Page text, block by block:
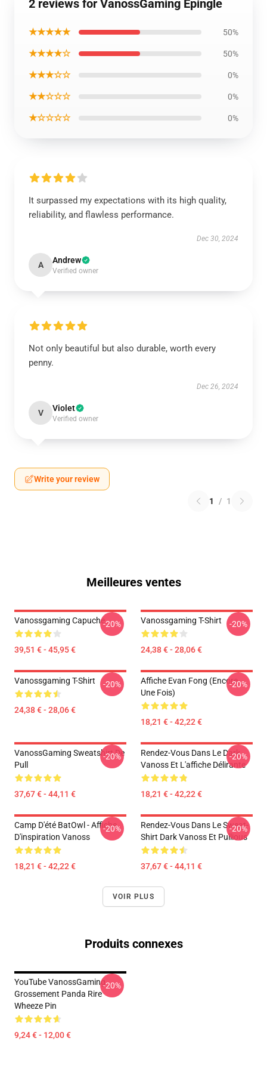
2 reviews for VanossGaming Épingle
★★★★★ 50%
★★★★☆ 50%
★★★☆☆ 0%
★★☆☆☆ 0%
★☆☆☆☆ 0%
It surpassed my expectations with its high quality,
reliability, and flawless performance.
Dec 30, 2024
A Andrew
Verified owner
Not only beautiful but also durable, worth every
penny.
Dec 26, 2024
V Violet
Verified owner
Write your review
1 / 1
Meilleures ventes
Vanossgaming Capuche
39,51 € - 45,95 €
-20% Vanossgaming T-Shirt
24,38 € - 28,06 €
-20%
Vanossgaming T-Shirt
24,38 € - 28,06 €
-20%
Affiche Evan Fong (encore
Une Fois)
18,21 € - 42,22 €
-20%
VanossGaming Sweatshirt De
Pull
37,67 € - 44,11 €
-20%
Rendez-Vous Dans Le Dark
Vanoss Et L'affiche Délirante
18,21 € - 42,22 €
-20%
Camp D'été BatOwl - Affiche
D'inspiration Vanoss
18,21 € - 42,22 €
-20%
Rendez-Vous Dans Le Sweat-
Shirt Dark Vanoss Et Pullious
37,67 € - 44,11 €
-20%
VOIR PLUS
Produits connexes
YouTube VanossGaming
Grossement Panda Rire
Wheeze Pin
9,24 € - 12,00 €
-20%